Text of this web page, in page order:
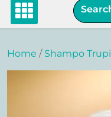
Home / Shampo Trupi